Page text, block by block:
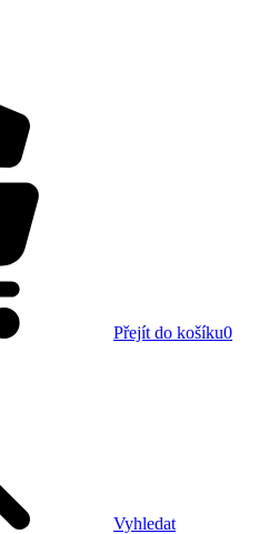
Přejít do košíku0
Vyhledat